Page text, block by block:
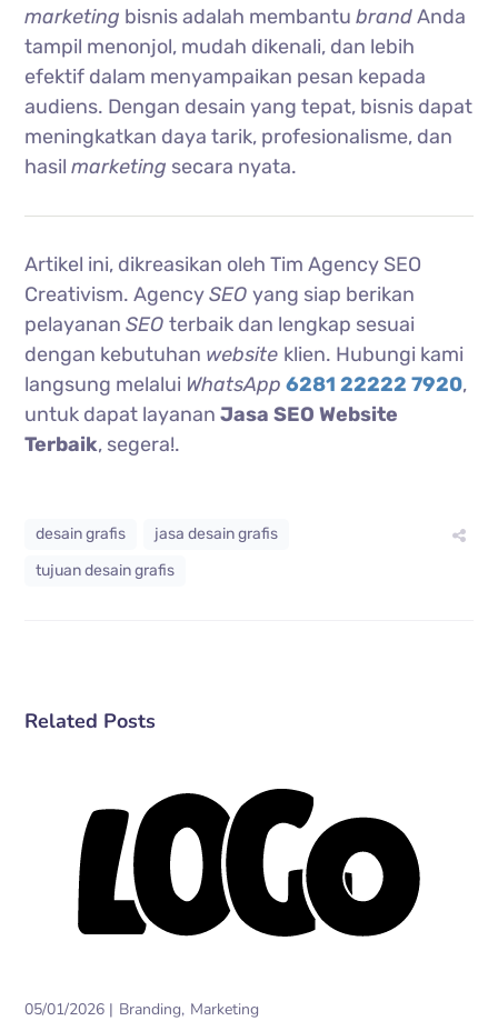
marketing bisnis adalah membantubrandAnda
tampil menonjol, mudah dikenali, dan lebih
efektif dalam menyampaikan pesan kepada
audiens. Dengan desain yang tepat, bisnis dapat
meningkatkan daya tarik, profesionalisme, dan
hasilmarketing secara nyata.
Artikel ini, dikreasikan oleh Tim Agency SEO
Creativism. AgencySEOyang siap berikan
pelayananSEOterbaik dan lengkap sesuai
dengan kebutuhan website klien. Hubungi kami
langsung melalui WhatsApp 6281 22222 7920,
untuk dapat layananJasa SEO Website
Terbaik, segera!.
desain grafis
jasa desain grafis
tujuan desain grafis
Related Posts
05/01/2026 Branding Marketing